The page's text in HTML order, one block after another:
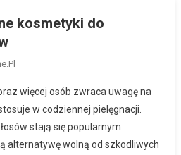
kosmetyki do
więcej osób zwraca uwagę na
w codziennej pielęgnacji.
stają się popularnym
alternatywę wolną od szkodliwych